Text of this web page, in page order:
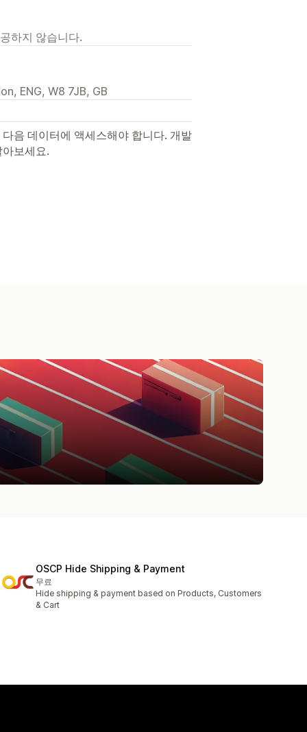
하지 않습니다.
ENG, W8 7JB, GB
음 데이터에 액세스해야 합니다. 개발
보세요.
OSCP Hide Shipping & Payment
무료
Hide shipping & payment based on Products, Customers
& Cart